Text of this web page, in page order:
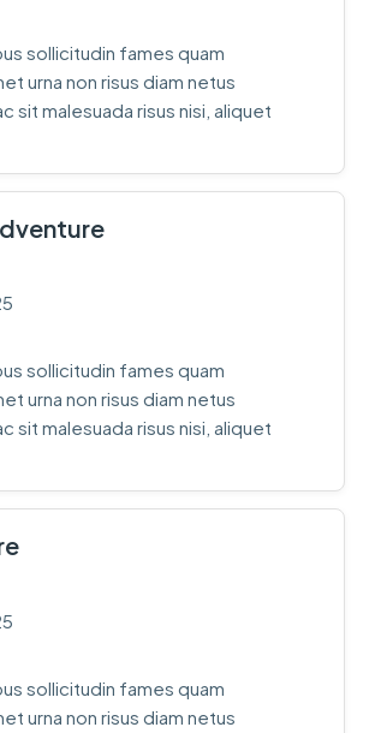
sollicitudin fames quam
urna non risus diam netus
sit malesuada risus nisi, aliquet
sollicitudin fames quam
urna non risus diam netus
sit malesuada risus nisi, aliquet
sollicitudin fames quam
urna non risus diam netus